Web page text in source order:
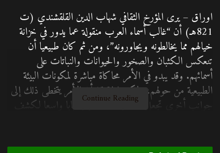
اوراق – يرى المؤرخ الثقافي شهاب الدين القلقشندي (ت
821هـ) أن “غالب أسماء العرب منقولة عما يدور في خزانة
خيالهم مما يخالطونه ويجاورونه”، ومن ثم كان طبيعيا أن
تنعكس الكثبان والصخور والحيوانات والنباتات على
أسمائهم. وقد يبدو في الأمر محاكاة مباشرة لمكونات البيئة
الطبيعية من حولهم، ولكن الحقيقة أن الأمر يتخطى ذلك إلى
جوانب أخرى تجعل التسمية عند العرب بابا واسعا لكشف
Continue Reading